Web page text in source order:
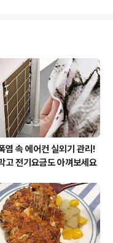
? 마
수 있
는데
는게
콜라를
염 속 에어컨 실외기 관리!
고 전기요금도 아껴보세요